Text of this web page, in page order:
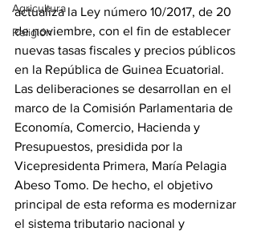
Agricultura
Religión
actualiza la Ley número 10/2017, de 20
de noviembre, con el fin de establecer
nuevas tasas fiscales y precios públicos
en la República de Guinea Ecuatorial.
Las deliberaciones se desarrollan en el
marco de la Comisión Parlamentaria de
Economía, Comercio, Hacienda y
Presupuestos, presidida por la
Vicepresidenta Primera, María Pelagia
Abeso Tomo. De hecho, el objetivo
principal de esta reforma es modernizar
el sistema tributario nacional y